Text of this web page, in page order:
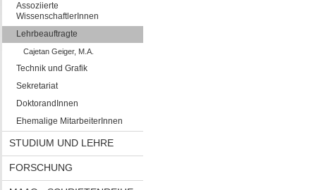
Assoziierte
WissenschaftlerInnen
Lehrbeauftragte
Cajetan Geiger, M.A.
Technik und Grafik
Sekretariat
DoktorandInnen
Ehemalige MitarbeiterInnen
STUDIUM UND LEHRE
FORSCHUNG